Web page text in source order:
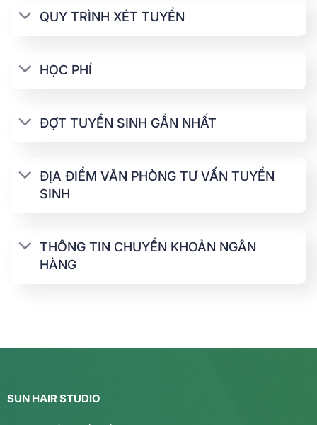
QUY TRÌNH XÉT TUYỂN
HỌC PHÍ
ĐỢT TUYỂN SINH GẦN NHẤT
ĐỊA ĐIỂM VĂN PHÒNG TƯ VẤN TUYỂN
SINH
THÔNG TIN CHUYỂN KHOẢN NGÂN
HÀNG
SUN HAIR STUDIO